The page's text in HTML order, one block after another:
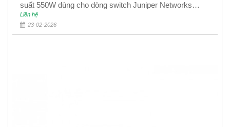
suất 550W dùng cho dòng switch Juniper Networks
EX4400
Liên hệ
23-02-2026